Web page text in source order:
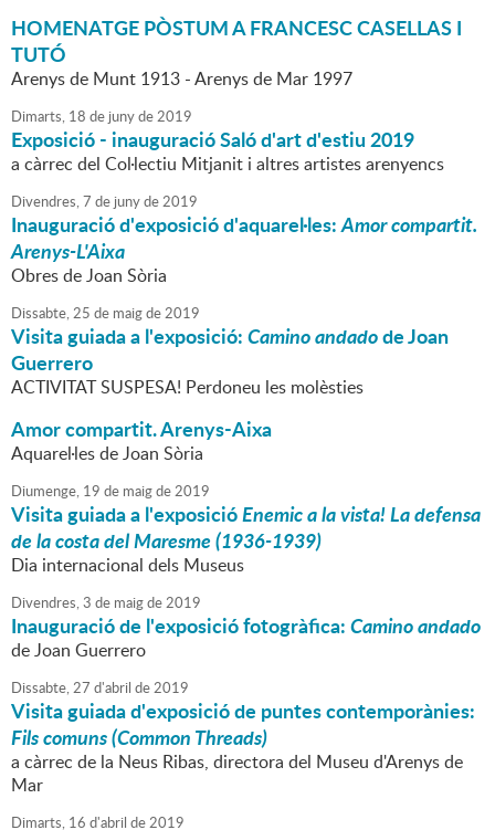
HOMENATGE PÒSTUM A FRANCESC CASELLAS I
TUTÓ
Arenys de Munt 1913 - Arenys de Mar 1997
Dimarts, 18 de junyde2019
Exposició - inauguració Saló d'art d'estiu 2019
a càrrec del Col·lectiu Mitjanit i altres artistes arenyencs
Divendres,7 de junyde2019
Inauguració d'exposició d'aquarel·les:Amor compartit.
Arenys-L'Aixa
Obres de Joan Sòria
Dissabte,25 de maigde2019
Visita guiada a l'exposició:Camino andadode Joan
Guerrero
ACTIVITAT SUSPESA! Perdoneu les molèsties
Amor compartit. Arenys-Aixa
Aquarel·les de Joan Sòria
Diumenge, 19 de maigde2019
Visita guiada a l'exposicióEnemic a la vista! La defensa
de la costa del Maresme (1936-1939)
Dia internacional dels Museus
Divendres,3 de maigde2019
Inauguració de l'exposició fotogràfica:Camino andado
de Joan Guerrero
Dissabte,27 d'abril de2019
Visita guiada d'exposició de puntes contemporànies:
Fils comuns (Common Threads)
a càrrec de la Neus Ribas, directora del Museu d'Arenys de
Mar
Dimarts, 16 d'abril de2019